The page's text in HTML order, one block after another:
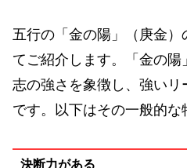
五行の「金の陽」（庚金
てご紹介します。「金の
志の強さを象徴し、強い
です。以下はその一般的な
決断力がある